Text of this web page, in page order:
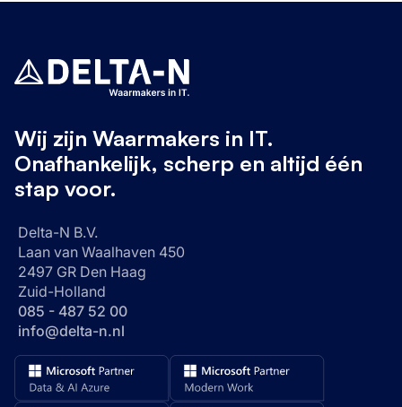
Wij zijn Waarmakers in IT.
Onafhankelijk, scherp en altijd één
stap voor.
Delta-N B.V.
Laan van Waalhaven 450
2497 GR Den Haag
Zuid-Holland
085 - 487 52 00
info@delta-n.nl